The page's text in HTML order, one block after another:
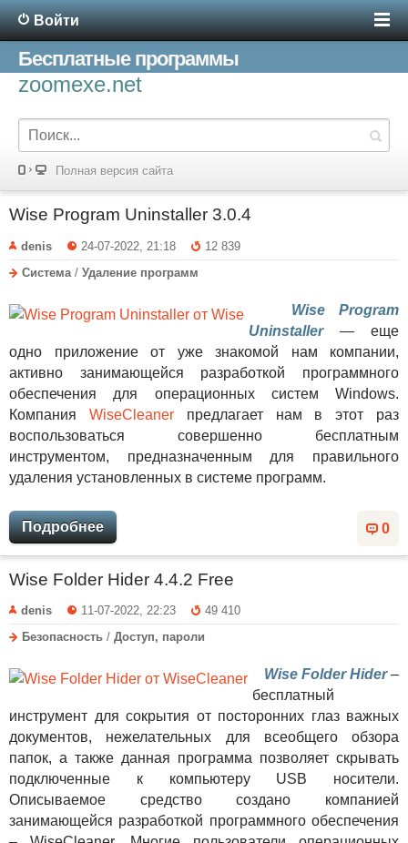
Войти
Бесплатные программы
zoomexe.net
Полная версия сайта
Wise Program Uninstaller 3.0.4
denis 24-07-2022, 21:18
12 839
Система / Удаление программ
Wise Program
Uninstaller— еще
одно приложение от уже знакомой нам компании,
активно занимающейся разработкой программного
обеспечения для операционных систем Windows.
Компания WiseCleanerпредлагает нам в этот раз
воспользоваться совершенно бесплатным
инструментом, предназначенным для правильного
удаления установленных в системе программ.
0
Подробнее
Wise Folder Hider 4.4.2 Free
denis 11-07-2022, 22:23
49 410
Безопасность / Доступ, пароли
Wise Folder Hider–
бесплатный
инструмент для сокрытия от посторонних глаз важных
документов, нежелательных для всеобщего обзора
папок, а также данная программа позволяет скрывать
подключенные к компьютеру USB носители.
Описываемое средство создано компанией
занимающейся разработкой программного обеспечения